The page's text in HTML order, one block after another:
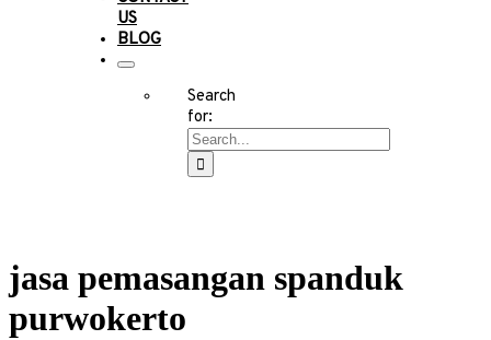
US
BLOG
Search
for:
jasa pemasangan spanduk
purwokerto